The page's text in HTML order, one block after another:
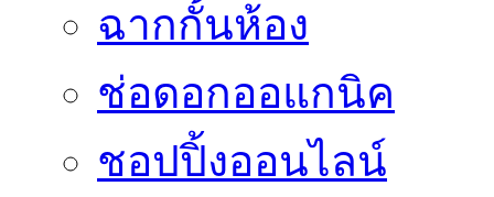
ฉากกั้นห้อง
ช่อดอกออแกนิค
ชอปปิ้งออนไลน์